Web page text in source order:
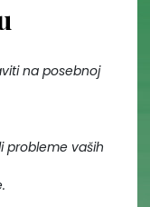
na posebnoj
probleme vaših